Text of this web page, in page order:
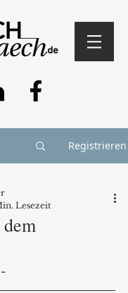
Registrieren
Lesezeit